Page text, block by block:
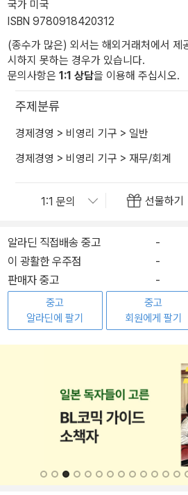
국가 미국
ISBN 9780918420312
(종수가 많은) 외서는 해외거래처에서 제
시하지 못하는 경우가 있습니다.
문의사항은 1:1 상담을 이용해 주십시오.
주제분류
경제경영 > 비영리 기구 > 일반
경제경영 > 비영리 기구 > 재무/회계
선물하기
알라딘 직접배송 중고
-
이 광활한 우주점
-
판매자 중고
-
중고
알라딘에 팔기
중고
회원에게 팔기